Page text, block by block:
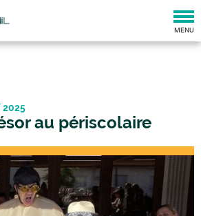
MENU
2025
au périscolaire